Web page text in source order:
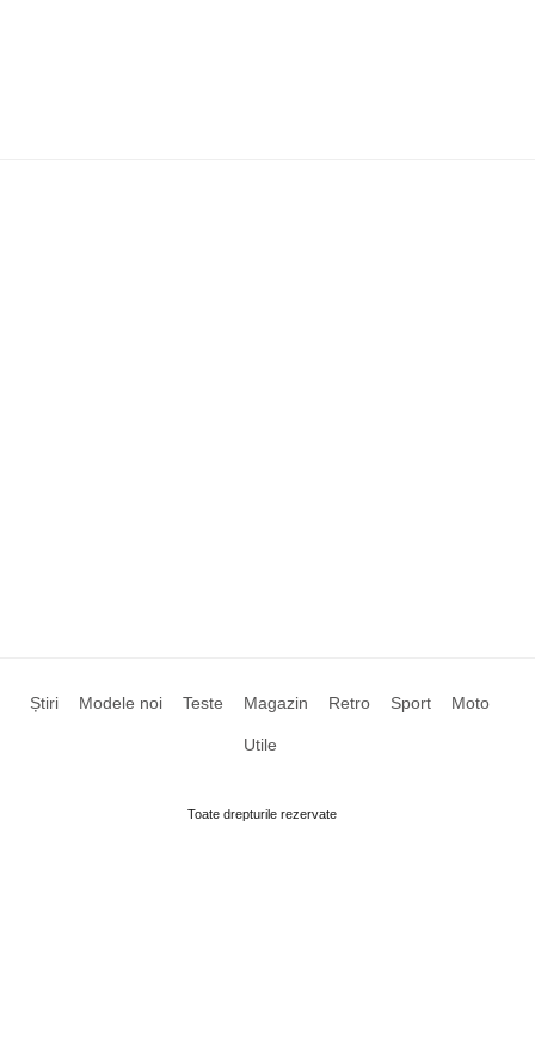
Știri Modele noi Teste Magazin Retro Sport Moto
Utile
Toate drepturile rezervate